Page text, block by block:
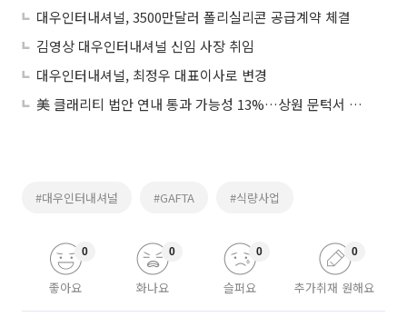
대우인터내셔널, 3500만달러 폴리실리콘 공급계약 체결
김영상 대우인터내셔널 신임 사장 취임
대우인터내셔널, 최정우 대표이사로 변경
美 클래리티 법안 연내 통과 가능성 13%…상원 문턱서 제동
#대우인터내셔널 #GAFTA #식량사업
좋아요
0
화나요
0
슬퍼요
0
추가취재 원해요
0